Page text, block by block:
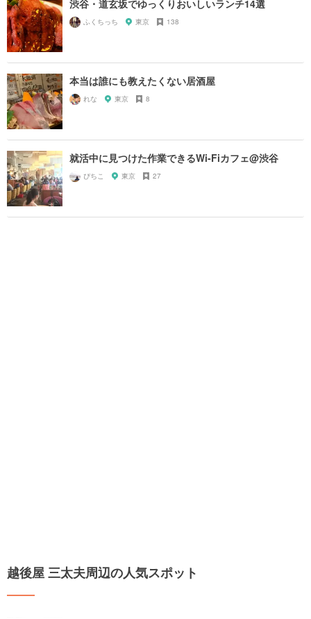
渋谷・道玄坂でゆっくりおいしいランチ14選
ふくちっち 東京 138
本当は誰にも教えたくない居酒屋
れな 東京 8
就活中に見つけた作業できるWi-Fiカフェ@渋谷
ぴちこ 東京 27
越後屋 三太夫周辺の人気スポット